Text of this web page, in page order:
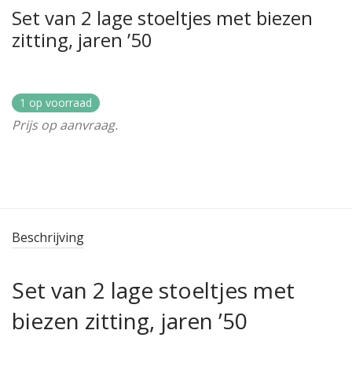
Set van 2 lage stoeltjes met biezen
zitting, jaren ’50
1 op voorraad
Prijs op aanvraag.
Beschrijving
Set van 2 lage stoeltjes met
biezen zitting, jaren ’50